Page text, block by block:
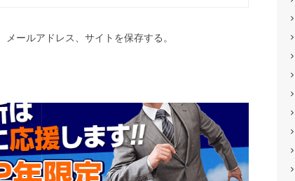
ールアドレス、サイトを保存する。